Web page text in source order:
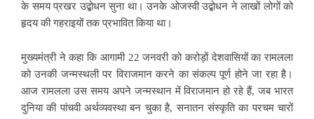
के समय प्रखर उद्बोधन सुना था। उनके ओजस्वी उद्बोधन ने लाखों लोगों को
हृदय की गहराइयों तक प्रभावित किया था।
मुख्यमंत्री ने कहा कि आगामी 22 जनवरी को करोड़ों देशवासियों का रामलला
को उनकी जन्मस्थली पर विराजमान करने का संकल्प पूर्ण होने जा रहा है।
आज रामलला उस समय अपने जन्मस्थान में विराजमान हो रहे हैं, जब भारत
दुनिया की पांचवी अर्थव्यवस्था बन चुका है, सनातन संस्कृति का परचम चारों